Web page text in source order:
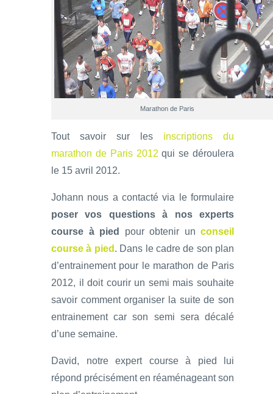
Marathon de Paris
Tout savoir sur les inscriptions du
marathon de Paris 2012qui se déroulera
le 15 avril 2012.
Johann nous a contacté via le formulaire
poser vos questions à nos experts
course à pied
pour obtenir un conseil
course à pied . Dans le cadre de son plan
d’entrainement pour le marathon de Paris
2012, il doit courir un semi mais souhaite
savoir comment organiser la suite de son
entrainement car son semi sera décalé
d’une semaine.
David, notre expert course à pied lui
répond précisément en réaménageant son